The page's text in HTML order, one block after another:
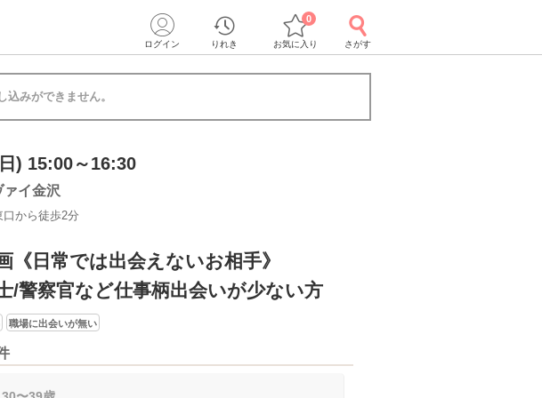
ログイン りれき お気に入り
0
さがす
みができません。
) 15:00～16:30
ァイ金沢
口から徒歩2分
《日常では出会えないお相手》
/警察官など仕事柄出会いが少ない方
職場に出会いが無い